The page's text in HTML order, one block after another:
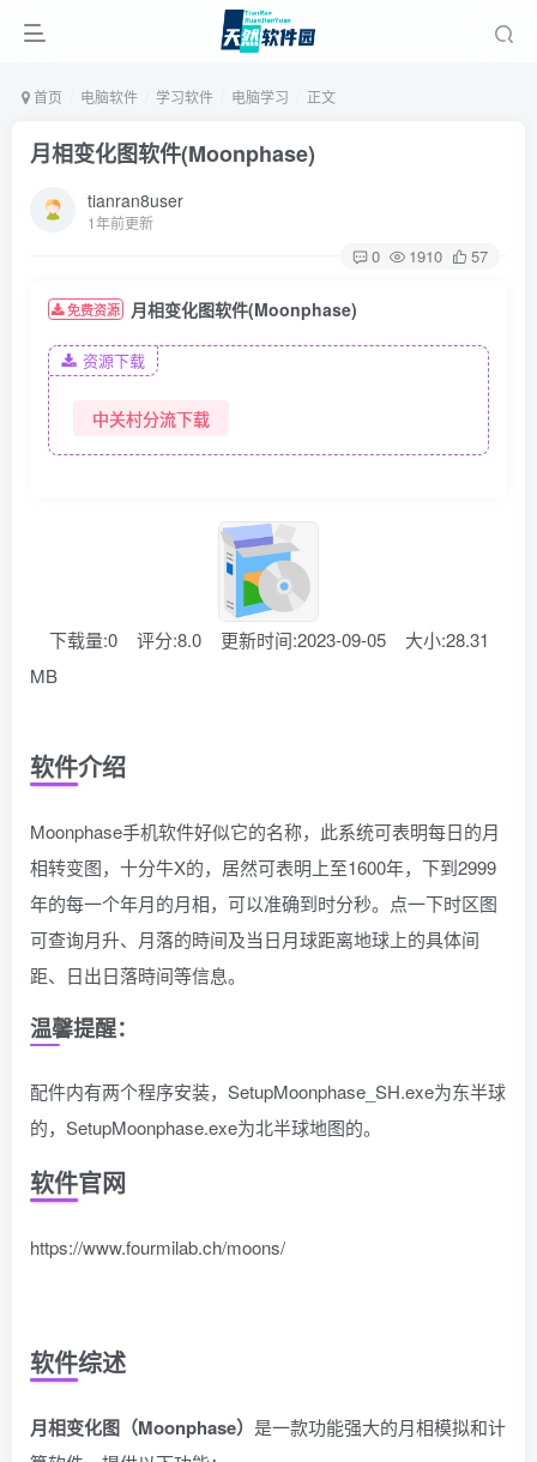
首页 电脑软件 学习软件 电脑学习 正文
月相变化图软件(Moonphase)
tianran8user
1年前更新
0 1910 57
免费资源 月相变化图软件(Moonphase)
资源下载
中关村分流下载
下载量:0 评分:8.0 更新时间:2023-09-05
大小:28.31
MB
软件介绍
Moonphase手机软件好似它的名称，此系统可表明每日的月
相转变图，十分牛X的，居然可表明上至1600年，下到2999
年的每一个年月的月相，可以准确到时分秒。点一下时区图
可查询月升、月落的時间及当日月球距离地球上的具体间
距、日出日落時间等信息。
温馨提醒：
配件内有两个程序安装，SetupMoonphase_SH.exe为东半球
的，SetupMoonphase.exe为北半球地图的。
软件官网
https://www.fourmilab.ch/moons/
软件综述
月相变化图（Moonphase） 是一款功能强大的月相模拟和计